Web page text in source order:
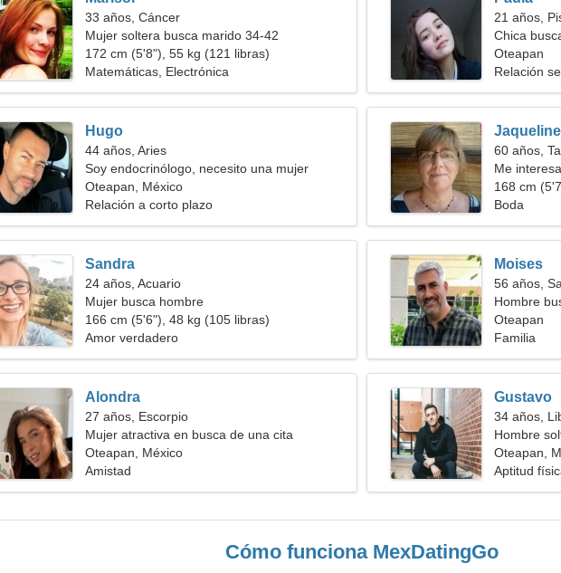
33 años, Cáncer
Mujer soltera busca marido 34-42
172 cm (5'8"), 55 kg (121 libras)
Matemáticas, Electrónica
21 años,
Chica
Oteapan
Relación
Hugo
44 años, Aries
Soy endocrinólogo, necesito una mujer
amable
Oteapan, México
Relación a corto plazo
Jaqueline
60 años,
Me
168 cm
Boda
Sandra
24 años, Acuario
Mujer busca hombre
166 cm (5'6"), 48 kg (105 libras)
Amor verdadero
Moises
56 años,
Hombre
Oteapan
Familia
Alondra
27 años, Escorpio
Mujer atractiva en busca de una cita
Oteapan, México
Amistad
Gustavo
34 años,
Hombre
Oteapan,
Aptitud
Cómo funciona MexDatingGo